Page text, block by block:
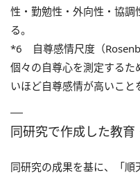
性・勤勉性・外向性・協
る。
*6 自尊感情尺度（
個々の自尊心を測定するた
いほど自尊感情が高いこと
同研究で作成した教
同研究の成果を基に、「順